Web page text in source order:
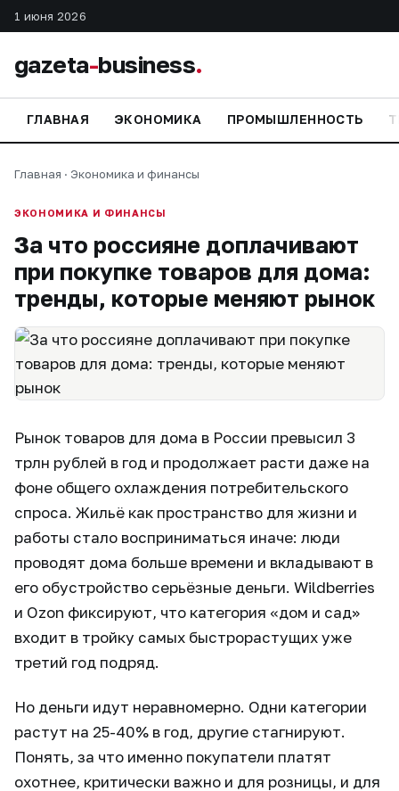
1 июня 2026
gazeta-business.
ГЛАВНАЯ ЭКОНОМИКА ПРОМЫШЛЕННОСТЬ
Главная · Экономика и финансы
ЭКОНОМИКА И ФИНАНСЫ
За что россияне доплачивают
при покупке товаров для дома:
тренды, которые меняют рынок
Рынок товаров для дома в России превысил 3
трлн рублей в год и продолжает расти даже на
фоне общего охлаждения потребительского
спроса. Жильё как пространство для жизни и
работы стало восприниматься иначе: люди
проводят дома больше времени и вкладывают в
его обустройство серьёзные деньги. Wildberries
и Ozon фиксируют, что категория «дом и сад»
входит в тройку самых быстрорастущих уже
третий год подряд.
Но деньги идут неравномерно. Одни категории
растут на 25-40% в год, другие стагнируют.
Понять, за что именно покупатели платят
охотнее, критически важно и для розницы, и для